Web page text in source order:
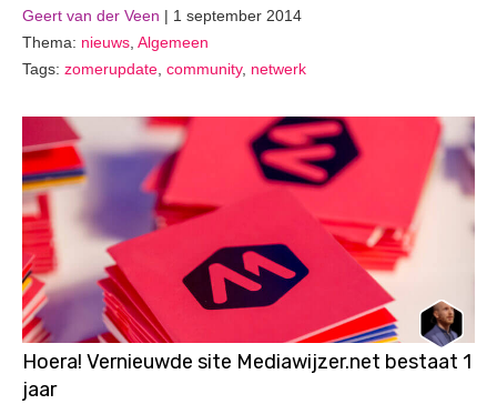
Geert van der Veen | 1 september 2014
Thema: nieuws Algemeen
Tags: zomerupdate community, netwerk
Hoera! Vernieuwde site Mediawijzer.net bestaat 1
jaar